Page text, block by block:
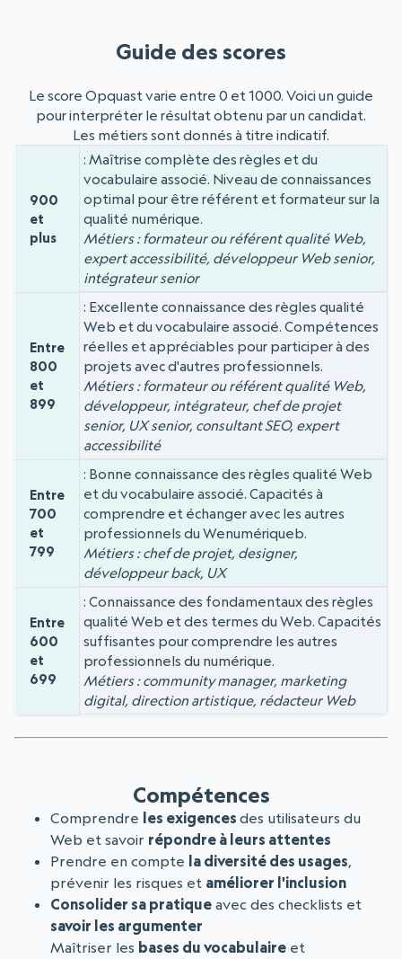
Guide des scores
Le score Opquast varie entre 0 et 1000. Voici un guide
pour interpréter le résultat obtenu par un candidat.
Les métiers sont donnés à titre indicatif.
Niveau
900
et
plus
Maîtrise complète des règles et du
vocabulaire associé. Niveau de connaissances
optimal pour être référent et formateur sur la
qualité numérique.
Métiers : formateur ou référent qualité Web,
expert accessibilité, développeur Web senior,
intégrateur senior
Entre
800
et
899
Excellente connaissance des règles qualité
Web et du vocabulaire associé. Compétences
réelles et appréciables pour participer à des
projets avec d'autres professionnels.
Métiers : formateur ou référent qualité Web,
développeur, intégrateur, chef de projet
senior, UX senior, consultant SEO, expert
accessibilité
Entre
700
et
799
Bonne connaissance des règles qualité Web
et du vocabulaire associé. Capacités à
comprendre et échanger avec les autres
professionnels du Wenumériqueb.
Métiers : chef de projet, designer,
développeur back, UX
Entre
600
et
699
Connaissance des fondamentaux des règles
qualité Web et des termes du Web. Capacités
suffisantes pour comprendre les autres
professionnels du numérique.
Métiers : community manager, marketing
digital, direction artistique, rédacteur Web
Compétences
Comprendre les exigences des utilisateurs du
Web et savoir répondre à leurs attentes
Prendre en compte la diversité des usages,
prévenir les risques et améliorer l'inclusion
Consolider sa pratique avec des checklists et
savoir les argumenter
Maîtriser les bases du vocabulaire et